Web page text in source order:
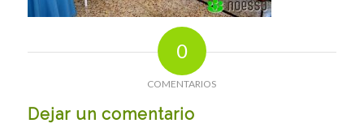
0
COMENTARIOS
Dejar un comentario